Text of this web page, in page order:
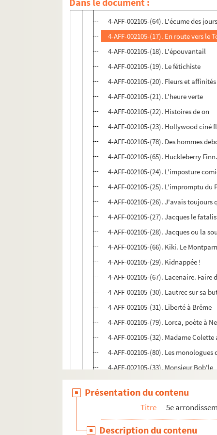
4-AFF-002105-(63). Le domaine des
4-AFF-002105-(64). L'écume des
4-AFF-002105-(17). En route vers le
4-AFF-002105-(18). L'épouvantail
4-AFF-002105-(19). Le fétichiste
4-AFF-002105-(20). Fleurs et affinités
4-AFF-002105-(21). L'heure verte
4-AFF-002105-(22). Histoires de on
4-AFF-002105-(23). Hollywood ciné
4-AFF-002105-(78). Des hommes
4-AFF-002105-(65). Huckleberry
4-AFF-002105-(24). L'imposture
4-AFF-002105-(25). L'impromptu du
4-AFF-002105-(26). J'avais toujours
4-AFF-002105-(27). Jacques le
4-AFF-002105-(28). Jacques ou la
4-AFF-002105-(66). Kiki. Le
4-AFF-002105-(29). Kidnappée !
4-AFF-002105-(67). Lacenaire.
4-AFF-002105-(30). Lautrec sur sa
4-AFF-002105-(31). Liberté à Brême
4-AFF-002105-(79). Lorca, poète à
4-AFF-002105-(32). Madame
4-AFF-002105-(80). Les
4-AFF-002105-(33). Monsieur Bob'le
4-AFF-002105-(34). Les murs de
4-AFF-002105-(35). Les mystères de
4-AFF-002105-(81). Les mystères de
4-AFF-002105-(68). Napoléon au
Présentation du contenu
Titre 5e
Description du contenu